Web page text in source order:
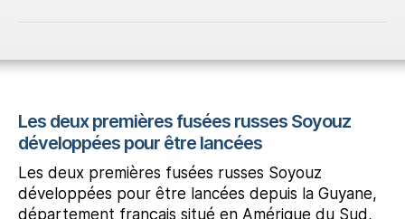
Les deux premières fusées russes Soyouz
développées pour être lancées
Les deux premières fusées russes Soyouz
développées pour être lancées depuis la Guyane,
département français situé en Amérique du Sud,